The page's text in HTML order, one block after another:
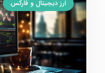
ارز دیجیتال و فارکس